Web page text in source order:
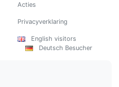
Acties
Privacyverklaring
English visitors
Deutsch Besucher